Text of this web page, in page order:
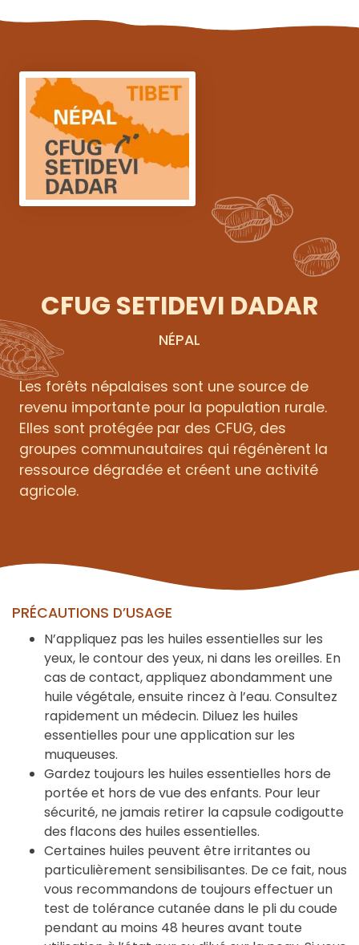
CFUG SETIDEVI DADAR
NÉPAL
Les forêts népalaises sont une source de
revenu importante pour la population rurale.
Elles sont protégée par des CFUG, des
groupes communautaires qui régénèrent la
ressource dégradée et créent une activité
agricole.
PRÉCAUTIONS D’USAGE
N’appliquez pas les huiles essentielles sur les
yeux, le contour des yeux, ni dans les oreilles. En
cas de contact, appliquez abondamment une
huile végétale, ensuite rincez à l’eau. Consultez
rapidement un médecin. Diluez les huiles
essentielles pour une application sur les
muqueuses.
Gardez toujours les huiles essentielles hors de
portée et hors de vue des enfants. Pour leur
sécurité, ne jamais retirer la capsule codigoutte
des flacons des huiles essentielles.
Certaines huiles peuvent être irritantes ou
particulièrement sensibilisantes. De ce fait, nous
vous recommandons de toujours effectuer un
test de tolérance cutanée dans le pli du coude
pendant au moins 48 heures avant toute